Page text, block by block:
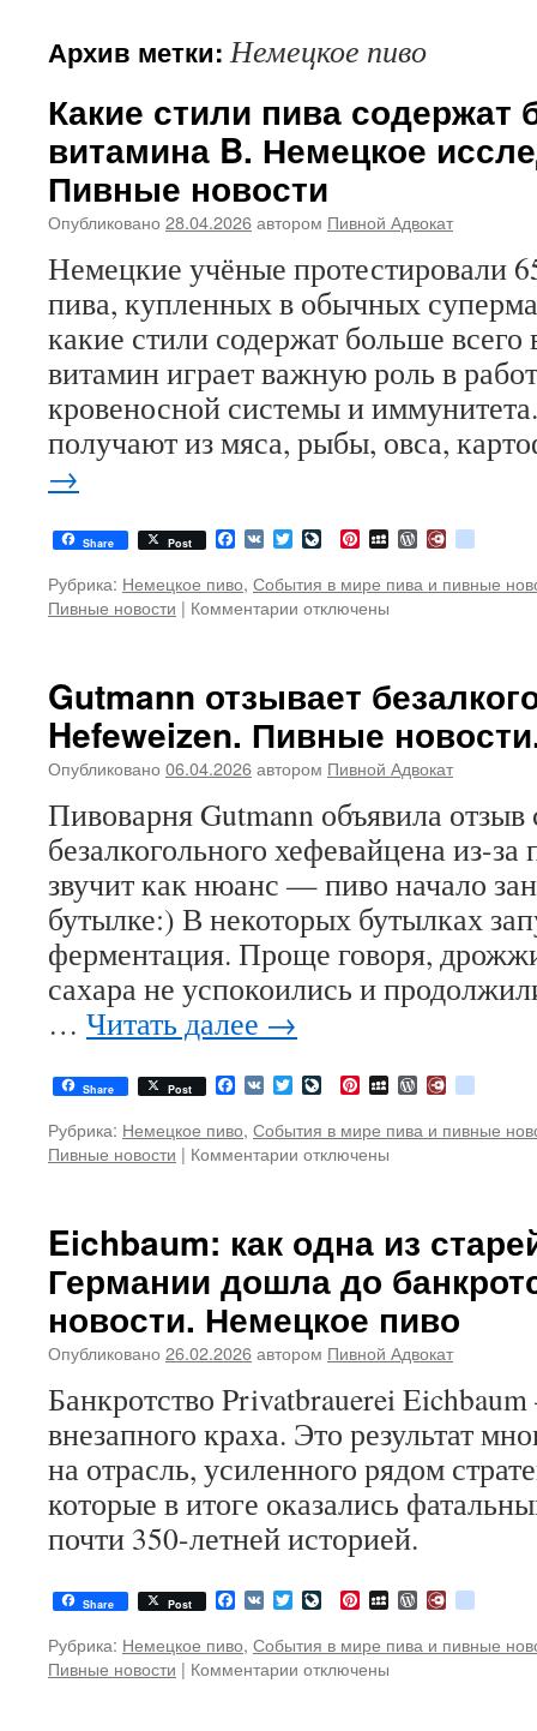
Архив метки:Немецкое пиво
Какие стили пива содержат
витамина B. Немецкое
Пивные новости
Опубликовано 28.04.2026автором Пивной Адвокат
Немецкие учёные протестировали
пива, купленных в обычных
какие стили содержат больше
витамин играет важную роль в
кровеносной системы и
получают из мяса, рыбы, овса,
→
Share Post Facebook
VK TwitterLiveJournal
PinterestMySpaceWordPress
Diary.Ru
Рубрика: Немецкое пиво, События в мире пива и пивные
Пивные новости | Комментарии к
пива
содержат
больше
всего
витамина
B.
Немецкое
исследование.
Пивные
новости
отключены
Gutmann отзывает
Hefeweizen. Пивные
Опубликовано 06.04.2026автором Пивной Адвокат
Пивоварня Gutmann объявила отзыв
безалкогольного хефевайцена из-
звучит как нюанс — пиво начало
бутылке:) В некоторых бутылках
ферментация. Проще говоря,
сахара не успокоились и
… Читать далее →
Share Post Facebook
VK TwitterLiveJournal
PinterestMySpaceWordPress
Diary.Ru
Рубрика: Немецкое пиво, События в мире пива и пивные
Пивные новости | Комментарии к
безалкогольный
Hefeweizen.
Пивные
новости.
Немецкое
пиво
отключены
Eichbaum: как одна из
Германии дошла до
новости. Немецкое пиво
Опубликовано 26.02.2026автором Пивной Адвокат
Банкротство Privatbrauerei
внезапного краха. Это результат
на отрасль, усиленного рядом
которые в итоге оказались
почти 350-летней историей.
Share Post Facebook
VK TwitterLiveJournal
PinterestMySpaceWordPress
Diary.Ru
Рубрика: Немецкое пиво, События в мире пива и пивные
Пивные новости | Комментарии котключены